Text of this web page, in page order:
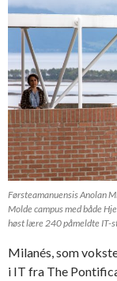
Førsteamanuensis Anolan
Molde campus med både
høst lære 240 påmeldte IT-
Milanés, som
i IT fra The